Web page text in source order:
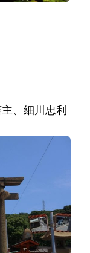
、細川忠利